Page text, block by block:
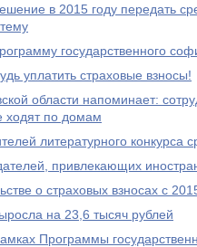
в 2015 году передать
государственного
уплатить страховые взносы!
области напоминает:
ходят по домам
литературного конкурса
привлекающих
о страховых взносах с
на 23,6 тысяч рублей
Программы